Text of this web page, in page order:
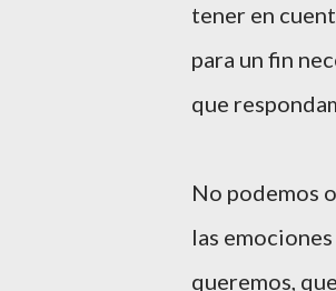
tener en
para un fin
que
No podemos
las
queremos,